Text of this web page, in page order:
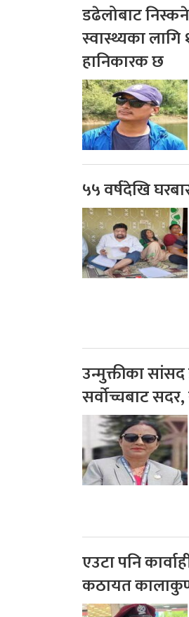
डढेलोबाट
स्वास्थ्यका
हानिकारक छ
५५ वर्षदेखि
उन्मुक्तीका सांसद
सर्वोच्चबाट
एउटा पनि
कठायत